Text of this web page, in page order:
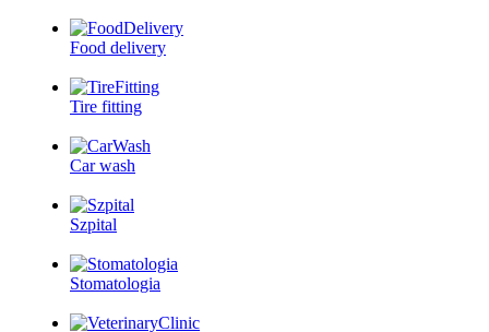
Food delivery
Tire fitting
Car wash
Szpital
Stomatologia